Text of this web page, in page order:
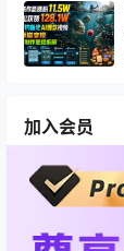
加入会员